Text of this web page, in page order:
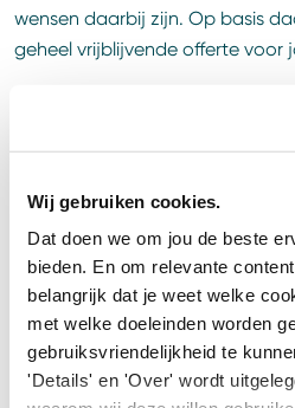
Wij gebruiken cookies.
Dat doen we om jou de beste
bieden. En om relevante
belangrijk dat je weet welke
met welke doeleinden worden
gebruiksvriendelijkheid te
'Details' en 'Over' wordt
wensen daarbij zijn. Op basis
geheel vrijblijvende offerte
Vraag jouw
Contact
Wil je eerst liever iemand
ons op.
Bel